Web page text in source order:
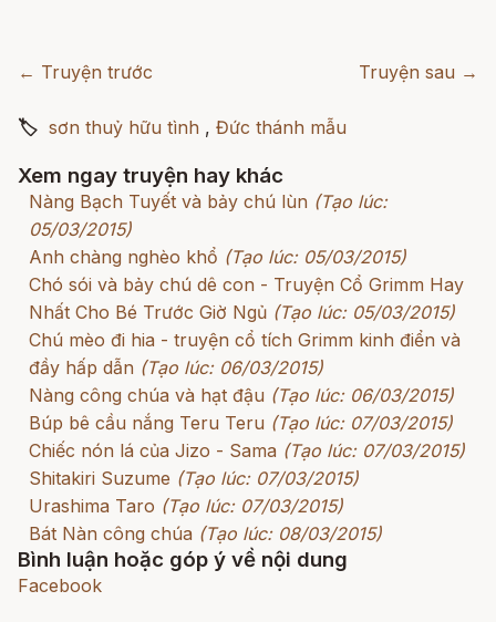
← Truyện trước Truyện sau →
🏷 sơn thuỷ hữu tình , Đức thánh mẫu
Xem ngay truyện hay khác
Nàng Bạch Tuyết và bảy chú lùn (Tạo lúc:
05/03/2015)
Anh chàng nghèo khổ (Tạo lúc: 05/03/2015)
Chó sói và bảy chú dê con - Truyện Cổ Grimm Hay
Nhất Cho Bé Trước Giờ Ngủ (Tạo lúc: 05/03/2015)
Chú mèo đi hia - truyện cổ tích Grimm kinh điển và
đầy hấp dẫn (Tạo lúc: 06/03/2015)
Nàng công chúa và hạt đậu (Tạo lúc: 06/03/2015)
Búp bê cầu nắng Teru Teru (Tạo lúc: 07/03/2015)
Chiếc nón lá của Jizo - Sama (Tạo lúc: 07/03/2015)
Shitakiri Suzume (Tạo lúc: 07/03/2015)
Urashima Taro (Tạo lúc: 07/03/2015)
Bát Nàn công chúa (Tạo lúc: 08/03/2015)
Bình luận hoặc góp ý về nội dung
Facebook